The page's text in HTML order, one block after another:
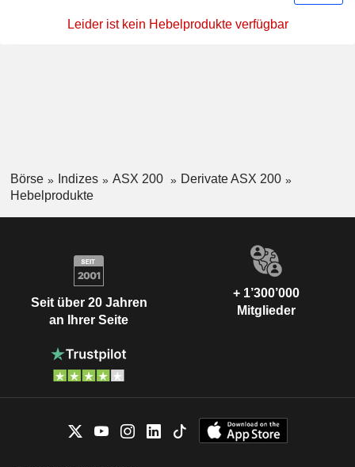
Leider ist kein Hebelprodukte verfügbar
Börse Indizes ASX 200
Derivate ASX 200
Hebelprodukte
Seit über 20 Jahren
an Ihrer Seite
+ 1’300’000
Mitglieder